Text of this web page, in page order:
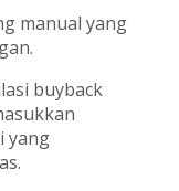
manual yang
buyback
yang